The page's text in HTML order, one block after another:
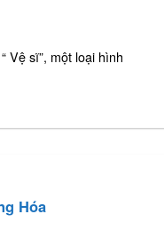
Vệ sĩ”, một loại hình
Hóa